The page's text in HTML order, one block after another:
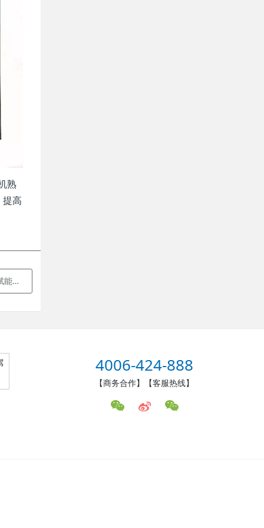
熟
高
开
4006-424-888
【商务合作】【客服热线】